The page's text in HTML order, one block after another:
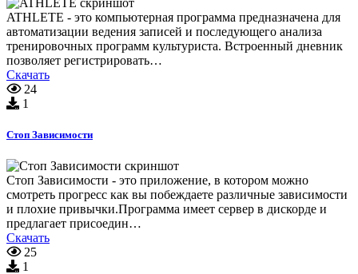
ATHLETE - это компьютерная программа предназначена для
автоматизации ведения записей и последующего анализа
тренировочных программ культуриста. Встроенный дневник
позволяет регистрировать…
Скачать
24
1
Стоп Зависимости
Стоп Зависимости - это приложение, в котором можно
смотреть прогресс как вы побеждаете различные зависимости
и плохие привычки.Программа имеет сервер в дискорде и
предлагает присоедин…
Скачать
25
1